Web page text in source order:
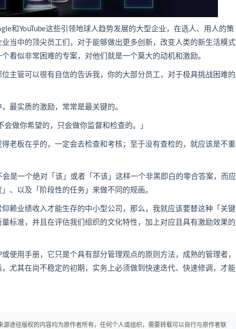
和YouTube这些引领地球人趋势发展的大型企业，在选人、用人的策
当中的顶尖员工们，对于能够做出更多创新，改变人类的新生活模式
看似非常困难的专案，对他们就是一个莫大的动机和激励。
主管可以很有自信的告诉我，你的大部分员工，对于极具挑战困难的
最实质的激励，常常是最关键的。
做你希望的，只会做你监督和检查的。」
老板在乎的，一定会去检查和考核；至于没有查检的，就应该是不重
是一个绝对「该」或者「不该」这样一个非黑即白的零合答案，而应
、以及「阶段性的任务」来做不同的规画。
赖业绩收入才能生存的中小型公司，那么，我就应该要替这种「关键
标准，并且在评估我们组织的文化特性，加上对应且具有激励效果的
使用手册，它只是个具有部分管理观点的原则方法，成熟的管理者，
尤其在尚不稳定的初期，实务上必须做到快速迭代、快速修调，才能
源途径版权的内容均为原作者所有，任何个人或组织，需要转载可以自行与原作者联